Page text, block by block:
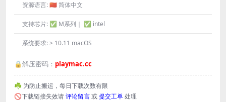
资源语言:🇨🇳 简体中文
支持芯片: ✅ M系列｜ ✅ intel
系统要求:> 10.11 macOS
🔒解压密码： playmac.cc
☘️ 为防止搬运，每日下载次数有限
🚫下载链接失效请评论留言或提交工单处理